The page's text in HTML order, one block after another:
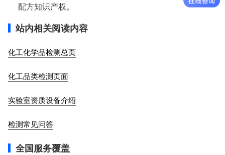
配方知识产权。
站内相关阅读内容
化工化学品检测总页
化工品类检测页面
实验室资质设备介绍
检测常见问答
全国服务覆盖